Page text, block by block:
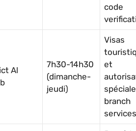
code
Al
7h30-14h30
(dimanche-
jeudi)
Visas
et
branch
services